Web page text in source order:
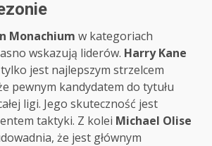
Monachium w kategoriach
wskazują liderów. Harry Kane
jest najlepszym strzelcem
pewnym kandydatem do tytułu
ligi. Jego skuteczność jest
taktyki. Z kolei Michael Olise
że jest głównym